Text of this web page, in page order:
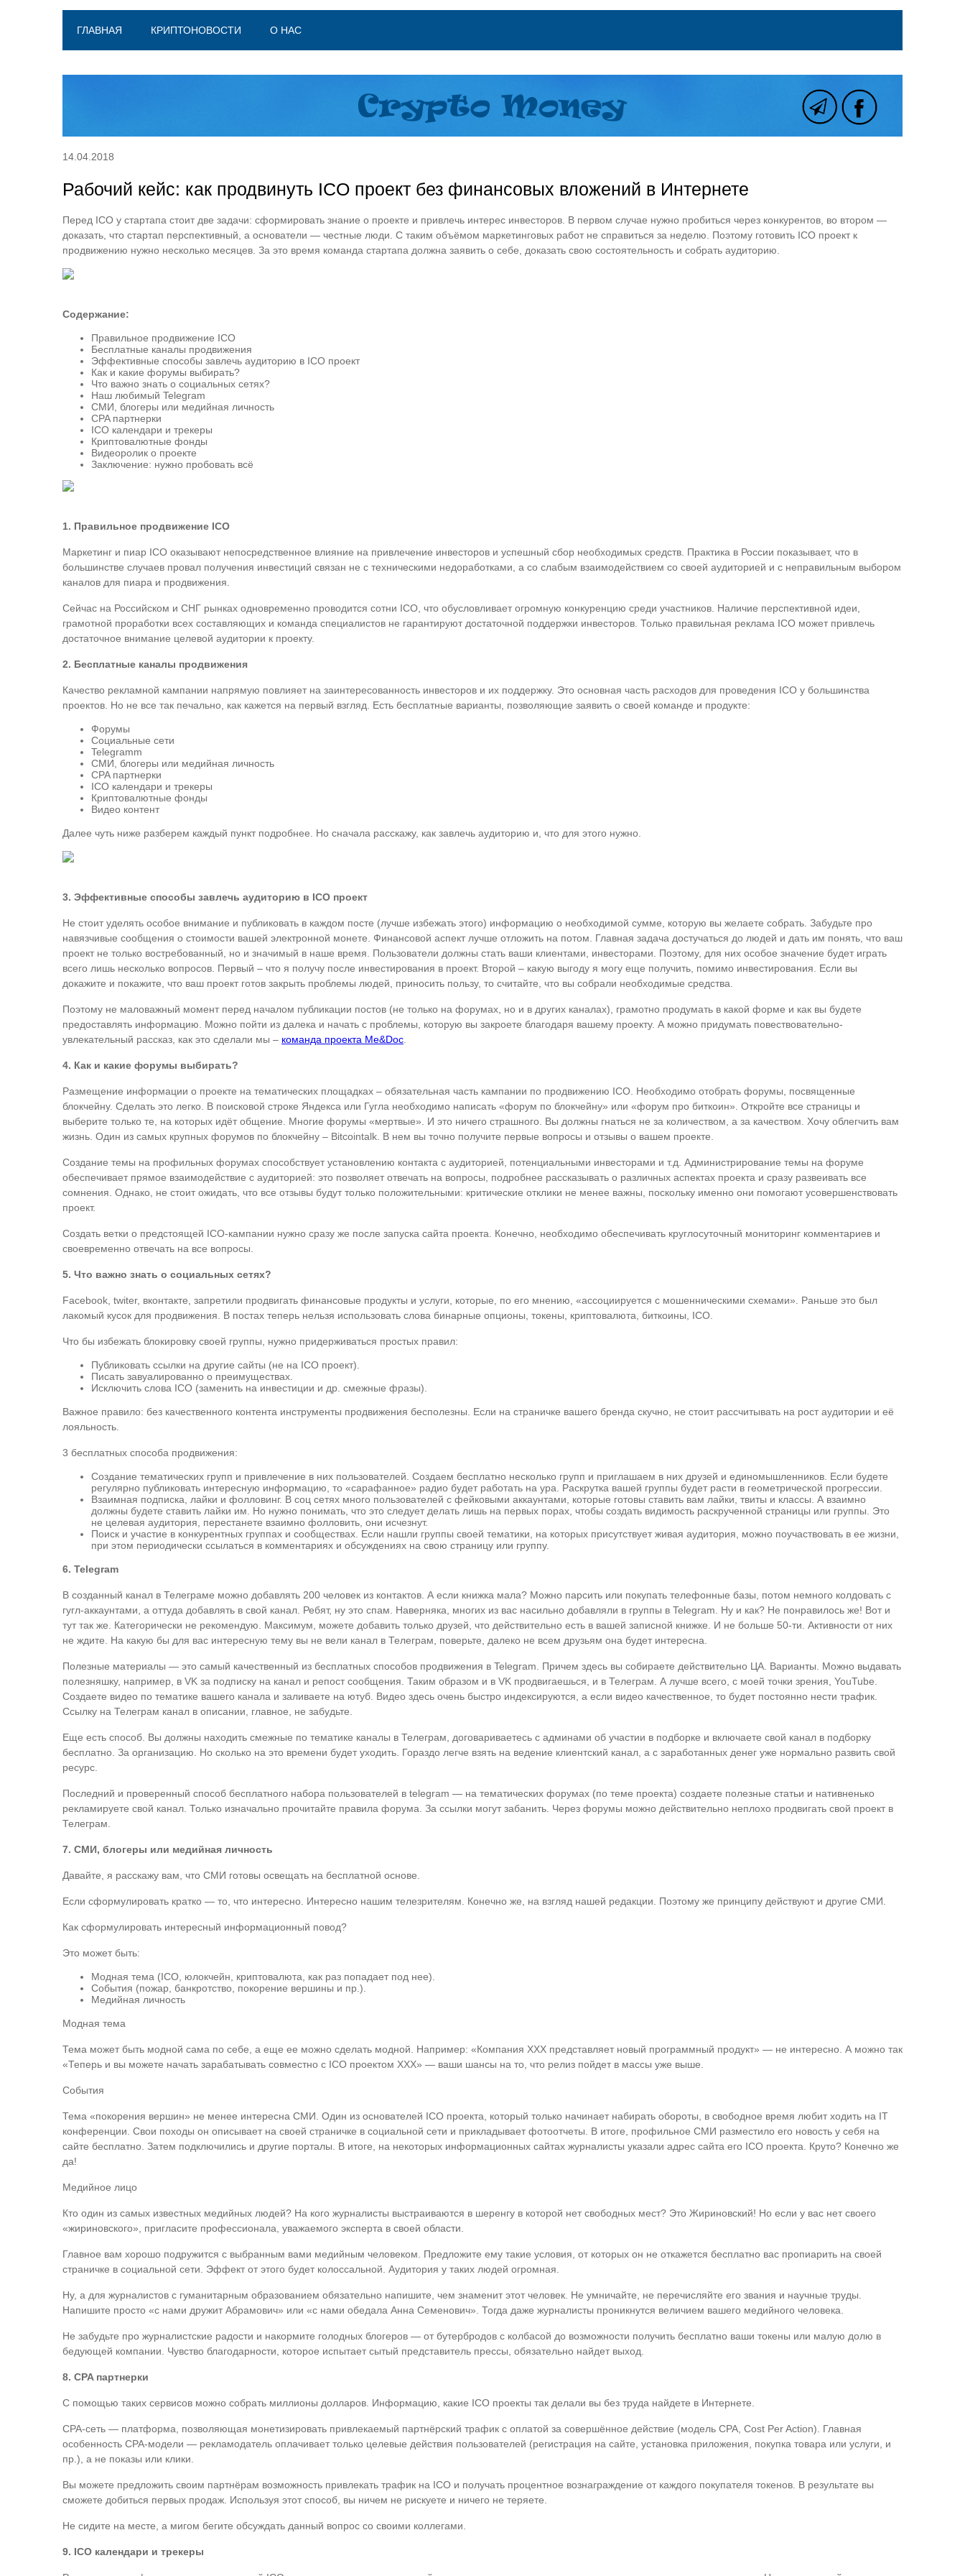
ГЛАВНАЯ КРИПТОНОВОСТИ О НАС
14.04.2018
Рабочий кейс: как продвинуть ICO проект без финансовых вложений в Интернете
Перед ICO у стартапа стоит две задачи: сформировать знание о проекте и привлечь интерес инвесторов. В первом случае нужно пробиться через конкурентов, во втором —
доказать, что стартап перспективный, а основатели — честные люди. С таким объёмом маркетинговых работ не справиться за неделю. Поэтому готовить ICO проект к
продвижению нужно несколько месяцев. За это время команда стартапа должна заявить о себе, доказать свою состоятельность и собрать аудиторию.
Содержание:
Правильное продвижение ICO
Бесплатные каналы продвижения
Эффективные способы завлечь аудиторию в ICO проект
Как и какие форумы выбирать?
Что важно знать о социальных сетях?
Наш любимый Telegram
СМИ, блогеры или медийная личность
CPA партнерки
ICO календари и трекеры
Криптовалютные фонды
Видеоролик о проекте
Заключение: нужно пробовать всё
1. Правильное продвижение ICO
Маркетинг и пиар ICO оказывают непосредственное влияние на привлечение инвесторов и успешный сбор необходимых средств. Практика в России показывает, что в
большинстве случаев провал получения инвестиций связан не с техническими недоработками, а со слабым взаимодействием со своей аудиторией и с неправильным выбором
каналов для пиара и продвижения.
Сейчас на Российском и СНГ рынках одновременно проводится сотни ICO, что обусловливает огромную конкуренцию среди участников. Наличие перспективной идеи,
грамотной проработки всех составляющих и команда специалистов не гарантируют достаточной поддержки инвесторов. Только правильная реклама ICO может привлечь
достаточное внимание целевой аудитории к проекту.
2. Бесплатные каналы продвижения
Качество рекламной кампании напрямую повлияет на заинтересованность инвесторов и их поддержку. Это основная часть расходов для проведения ICO у большинства
проектов. Но не все так печально, как кажется на первый взгляд. Есть бесплатные варианты, позволяющие заявить о своей команде и продукте:
Форумы
Социальные сети
Telegramm
СМИ, блогеры или медийная личность
CPA партнерки
ICO календари и трекеры
Криптовалютные фонды
Видео контент
Далее чуть ниже разберем каждый пункт подробнее. Но сначала расскажу, как завлечь аудиторию и, что для этого нужно.
3. Эффективные способы завлечь аудиторию в ICO проект
Не стоит уделять особое внимание и публиковать в каждом посте (лучше избежать этого) информацию о необходимой сумме, которую вы желаете собрать. Забудьте про
навязчивые сообщения о стоимости вашей электронной монете. Финансовой аспект лучше отложить на потом. Главная задача достучаться до людей и дать им понять, что ваш
проект не только востребованный, но и значимый в наше время. Пользователи должны стать ваши клиентами, инвесторами. Поэтому, для них особое значение будет играть
всего лишь несколько вопросов. Первый – что я получу после инвестирования в проект. Второй – какую выгоду я могу еще получить, помимо инвестирования. Если вы
докажите и покажите, что ваш проект готов закрыть проблемы людей, приносить пользу, то считайте, что вы собрали необходимые средства.
Поэтому не маловажный момент перед началом публикации постов (не только на форумах, но и в других каналах), грамотно продумать в какой форме и как вы будете
предоставлять информацию. Можно пойти из далека и начать с проблемы, которую вы закроете благодаря вашему проекту. А можно придумать повествовательно-
увлекательный рассказ, как это сделали мы – команда проекта Me&Doc
4. Как и какие форумы выбирать?
Размещение информации о проекте на тематических площадках – обязательная часть кампании по продвижению ICO. Необходимо отобрать форумы, посвященные
блокчейну. Сделать это легко. В поисковой строке Яндекса или Гугла необходимо написать «форум по блокчейну» или «форум про биткоин». Откройте все страницы и
выберите только те, на которых идёт общение. Многие форумы «мертвые». И это ничего страшного. Вы должны гнаться не за количеством, а за качеством. Хочу облегчить вам
жизнь. Один из самых крупных форумов по блокчейну – Bitcointalk. В нем вы точно получите первые вопросы и отзывы о вашем проекте.
Создание темы на профильных форумах способствует установлению контакта с аудиторией, потенциальными инвесторами и т.д. Администрирование темы на форуме
обеспечивает прямое взаимодействие с аудиторией: это позволяет отвечать на вопросы, подробнее рассказывать о различных аспектах проекта и сразу развеивать все
сомнения. Однако, не стоит ожидать, что все отзывы будут только положительными: критические отклики не менее важны, поскольку именно они помогают усовершенствовать
проект.
Создать ветки о предстоящей ICO-кампании нужно сразу же после запуска сайта проекта. Конечно, необходимо обеспечивать круглосуточный мониторинг комментариев и
своевременно отвечать на все вопросы.
5. Что важно знать о социальных сетях?
Facebook, twiter, вконтакте, запретили продвигать финансовые продукты и услуги, которые, по его мнению, «ассоциируется с мошенническими схемами». Раньше это был
лакомый кусок для продвижения. В постах теперь нельзя использовать слова бинарные опционы, токены, криптовалюта, биткоины, ICO.
Что бы избежать блокировку своей группы, нужно придерживаться простых правил:
Публиковать ссылки на другие сайты (не на ICO проект).
Писать завуалированно о преимуществах.
Исключить слова ICO (заменить на инвестиции и др. смежные фразы).
Важное правило: без качественного контента инструменты продвижения бесполезны. Если на страничке вашего бренда скучно, не стоит рассчитывать на рост аудитории и её
лояльность.
3 бесплатных способа продвижения:
Создание тематических групп и привлечение в них пользователей. Создаем бесплатно несколько групп и приглашаем в них друзей и единомышленников. Если будете
регулярно публиковать интересную информацию, то «сарафанное» радио будет работать на ура. Раскрутка вашей группы будет расти в геометрической прогрессии.
Взаимная подписка, лайки и фолловинг. В соц сетях много пользователей с фейковыми аккаунтами, которые готовы ставить вам лайки, твиты и классы. А взаимно
должны будете ставить лайки им. Но нужно понимать, что это следует делать лишь на первых порах, чтобы создать видимость раскрученной страницы или группы. Это
не целевая аудитория, перестанете взаимно фолловить, они исчезнут.
Поиск и участие в конкурентных группах и сообществах. Если нашли группы своей тематики, на которых присутствует живая аудитория, можно поучаствовать в ее жизни,
при этом периодически ссылаться в комментариях и обсуждениях на свою страницу или группу.
6. Telegram
В созданный канал в Телеграме можно добавлять 200 человек из контактов. А если книжка мала? Можно парсить или покупать телефонные базы, потом немного колдовать с
гугл-аккаунтами, а оттуда добавлять в свой канал. Ребят, ну это спам. Наверняка, многих из вас насильно добавляли в группы в Telegram. Ну и как? Не понравилось же! Вот и
тут так же. Категорически не рекомендую. Максимум, можете добавить только друзей, что действительно есть в вашей записной книжке. И не больше 50-ти. Активности от них
не ждите. На какую бы для вас интересную тему вы не вели канал в Телеграм, поверьте, далеко не всем друзьям она будет интересна.
Полезные материалы — это самый качественный из бесплатных способов продвижения в Telegram. Причем здесь вы собираете действительно ЦА. Варианты. Можно выдавать
полезняшку, например, в VK за подписку на канал и репост сообщения. Таким образом и в VK продвигаешься, и в Телеграм. А лучше всего, с моей точки зрения, YouTube.
Создаете видео по тематике вашего канала и заливаете на ютуб. Видео здесь очень быстро индексируются, а если видео качественное, то будет постоянно нести трафик.
Ссылку на Телеграм канал в описании, главное, не забудьте.
Еще есть способ. Вы должны находить смежные по тематике каналы в Телеграм, договариваетесь с админами об участии в подборке и включаете свой канал в подборку
бесплатно. За организацию. Но сколько на это времени будет уходить. Гораздо легче взять на ведение клиентский канал, а с заработанных денег уже нормально развить свой
ресурс.
Последний и проверенный способ бесплатного набора пользователей в telegram — на тематических форумах (по теме проекта) создаете полезные статьи и нативненько
рекламируете свой канал. Только изначально прочитайте правила форума. За ссылки могут забанить. Через форумы можно действительно неплохо продвигать свой проект в
Телеграм.
7. СМИ, блогеры или медийная личность
Давайте, я расскажу вам, что СМИ готовы освещать на бесплатной основе.
Если сформулировать кратко — то, что интересно. Интересно нашим телезрителям. Конечно же, на взгляд нашей редакции. Поэтому же принципу действуют и другие СМИ.
Как сформулировать интересный информационный повод?
Это может быть:
Модная тема (ICO, юлокчейн, криптовалюта, как раз попадает под нее).
События (пожар, банкротство, покорение вершины и пр.).
Медийная личность
Модная тема
Тема может быть модной сама по себе, а еще ее можно сделать модной. Например: «Компания ХХХ представляет новый программный продукт» — не интересно. А можно так
«Теперь и вы можете начать зарабатывать совместно с ICO проектом ХХХ» — ваши шансы на то, что релиз пойдет в массы уже выше.
События
Тема «покорения вершин» не менее интересна СМИ. Один из основателей ICO проекта, который только начинает набирать обороты, в свободное время любит ходить на IT
конференции. Свои походы он описывает на своей страничке в социальной сети и прикладывает фотоотчеты. В итоге, профильное СМИ разместило его новость у себя на
сайте бесплатно. Затем подключились и другие порталы. В итоге, на некоторых информационных сайтах журналисты указали адрес сайта его ICO проекта. Круто? Конечно же
да!
Медийное лицо
Кто один из самых известных медийных людей? На кого журналисты выстраиваются в шеренгу в которой нет свободных мест? Это Жириновский! Но если у вас нет своего
«жириновского», пригласите профессионала, уважаемого эксперта в своей области.
Главное вам хорошо подружится с выбранным вами медийным человеком. Предложите ему такие условия, от которых он не откажется бесплатно вас пропиарить на своей
страничке в социальной сети. Эффект от этого будет колоссальной. Аудитория у таких людей огромная.
Ну, а для журналистов с гуманитарным образованием обязательно напишите, чем знаменит этот человек. Не умничайте, не перечисляйте его звания и научные труды.
Напишите просто «с нами дружит Абрамович» или «с нами обедала Анна Семенович». Тогда даже журналисты проникнутся величием вашего медийного человека.
Не забудьте про журналистские радости и накормите голодных блогеров — от бутербродов с колбасой до возможности получить бесплатно ваши токены или малую долю в
бедующей компании. Чувство благодарности, которое испытает сытый представитель прессы, обязательно найдет выход.
8. CPA партнерки
С помощью таких сервисов можно собрать миллионы долларов. Информацию, какие ICO проекты так делали вы без труда найдете в Интернете.
CPA-сеть — платформа, позволяющая монетизировать привлекаемый партнёрский трафик с оплатой за совершённое действие (модель CPA, Cost Per Action). Главная
особенность CPA-модели — рекламодатель оплачивает только целевые действия пользователей (регистрация на сайте, установка приложения, покупка товара или услуги, и
пр.), а не показы или клики.
Вы можете предложить своим партнёрам возможность привлекать трафик на ICO и получать процентное вознаграждение от каждого покупателя токенов. В результате вы
сможете добиться первых продаж. Используя этот способ, вы ничем не рискуете и ничего не теряете.
Не сидите на месте, а мигом бегите обсуждать данный вопрос со своими коллегами.
9. ICO календари и трекеры